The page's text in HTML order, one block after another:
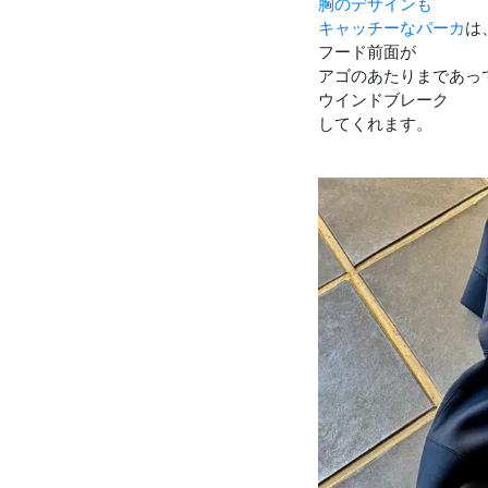
キャッチーなパーカは
フード前面が
アゴのあたりまであっ
ウインドブレーク
してくれます。